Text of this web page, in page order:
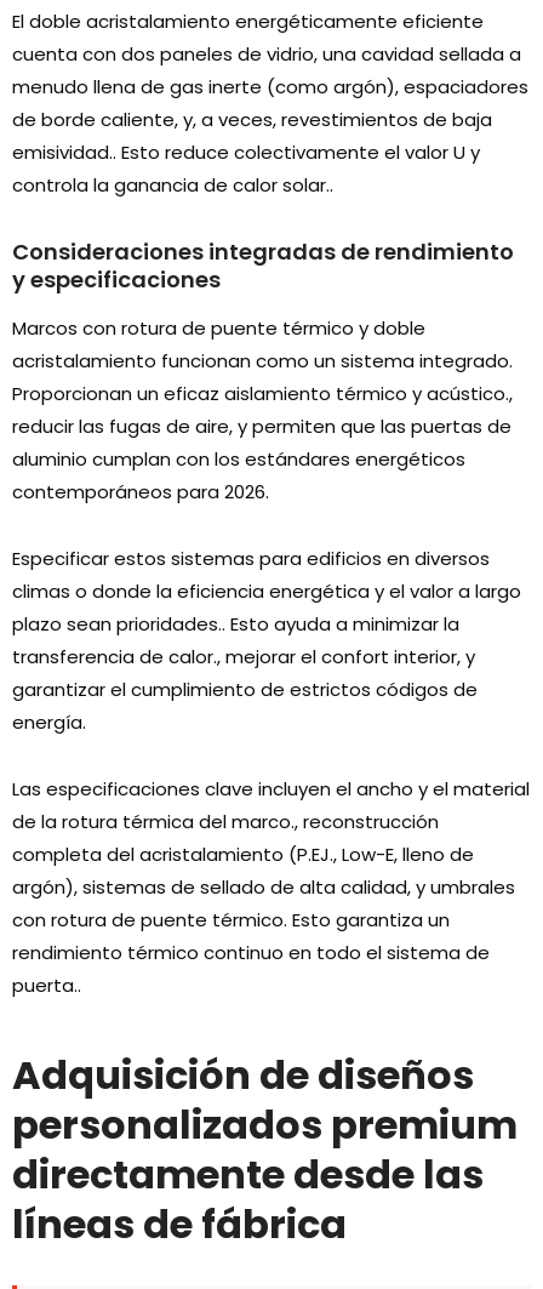
El doble acristalamiento energéticamente eficiente
cuenta con dos paneles de vidrio, una cavidad sellada a
menudo llena de gas inerte (como argón), espaciadores
de borde caliente, y, a veces, revestimientos de baja
emisividad.. Esto reduce colectivamente el valor U y
controla la ganancia de calor solar..
Consideraciones integradas de rendimiento
y especificaciones
Marcos con rotura de puente térmico y doble
acristalamiento funcionan como un sistema integrado.
Proporcionan un eficaz aislamiento térmico y acústico.,
reducir las fugas de aire, y permiten que las puertas de
aluminio cumplan con los estándares energéticos
contemporáneos para 2026.
Especificar estos sistemas para edificios en diversos
climas o donde la eficiencia energética y el valor a largo
plazo sean prioridades.. Esto ayuda a minimizar la
transferencia de calor., mejorar el confort interior, y
garantizar el cumplimiento de estrictos códigos de
energía.
Las especificaciones clave incluyen el ancho y el material
de la rotura térmica del marco., reconstrucción
completa del acristalamiento (P.EJ., Low-E, lleno de
argón), sistemas de sellado de alta calidad, y umbrales
con rotura de puente térmico. Esto garantiza un
rendimiento térmico continuo en todo el sistema de
puerta..
Adquisición de diseños
personalizados premium
directamente desde las
líneas de fábrica